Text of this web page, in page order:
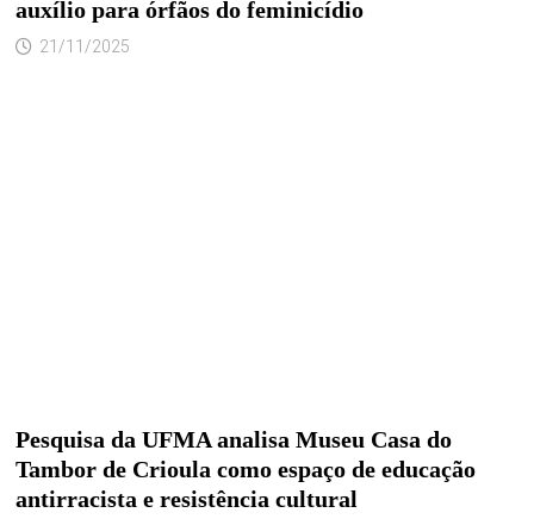
auxílio para órfãos do feminicídio
21/11/2025
Pesquisa da UFMA analisa Museu Casa do
Tambor de Crioula como espaço de educação
antirracista e resistência cultural